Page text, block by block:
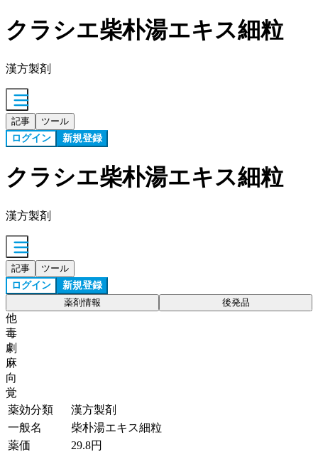
クラシエ柴朴湯エキス細粒
漢方製剤
記事 ツール
ログイン 新規登録
クラシエ柴朴湯エキス細粒
漢方製剤
記事 ツール
ログイン 新規登録
薬剤情報 後発品
他
毒
劇
麻
向
覚
薬効分類
漢方製剤
一般名
柴朴湯エキス細粒
薬価
29.8円